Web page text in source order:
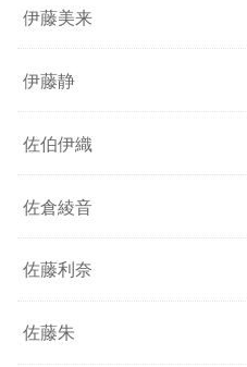
伊藤美来
伊藤静
佐伯伊織
佐倉綾音
佐藤利奈
佐藤朱